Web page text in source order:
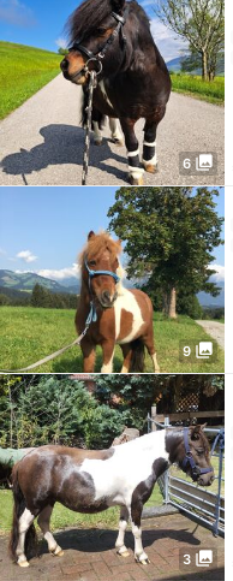
6 photo_library
9 photo_library
3 photo_library